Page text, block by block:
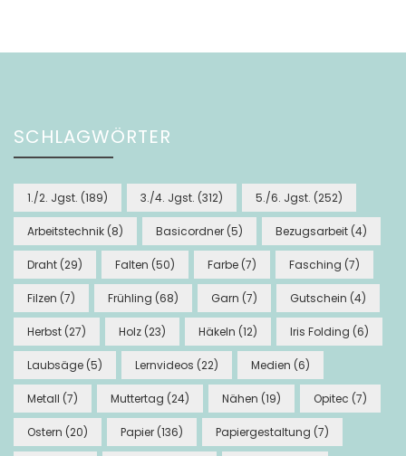
SCHLAGWÖRTER
1./2. Jgst. (189) 3./4. Jgst. (312) 5./6. Jgst. (252)
Arbeitstechnik (8) Basicordner (5) Bezugsarbeit (4)
Draht (29) Falten (50) Farbe (7) Fasching (7)
Filzen (7) Frühling (68) Garn (7) Gutschein (4)
Herbst (27) Holz (23) Häkeln (12) Iris Folding (6)
Laubsäge (5) Lernvideos (22) Medien (6)
Metall (7) Muttertag (24) Nähen (19) Opitec (7)
Ostern (20) Papier (136) Papiergestaltung (7)